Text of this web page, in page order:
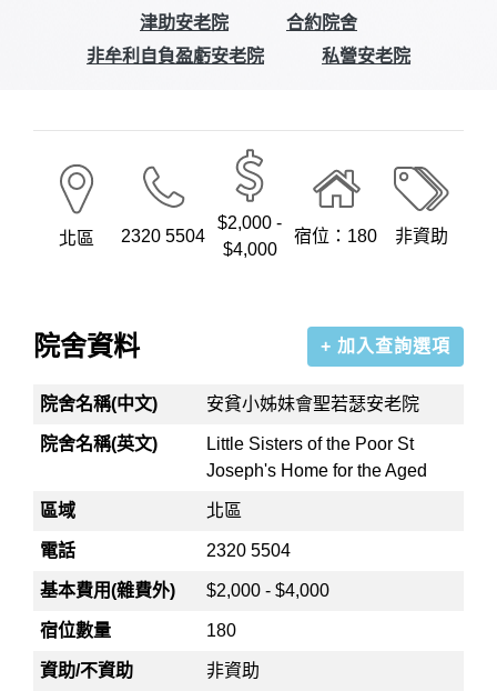
津助安老院
合約院舍
非牟利自負盈虧安老院
私營安老院
北區 2320 5504
$2,000 -
$4,000
宿位：180 非資助
院舍資料 + 加入查詢選項
院舍名稱(中文) 安貧小姊妹會聖若瑟安老院
院舍名稱(英文)
Little Sisters of the Poor St
Joseph's Home for the Aged
區域 北區
電話 2320 5504
基本費用(雜費外) $2,000 - $4,000
宿位數量 180
資助/不資助 非資助